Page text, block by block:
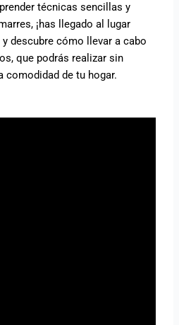
técnicas sencillas y
¡has llegado al lugar
descubre cómo llevar a cabo
que podrás realizar sin
comodidad de tu hogar.